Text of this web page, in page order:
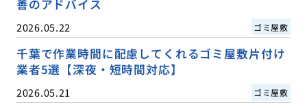
善のアドバイス
2026.05.22 ゴミ屋敷
千葉で作業時間に配慮してくれるゴミ屋敷片付け
業者5選【深夜・短時間対応】
2026.05.21 ゴミ屋敷